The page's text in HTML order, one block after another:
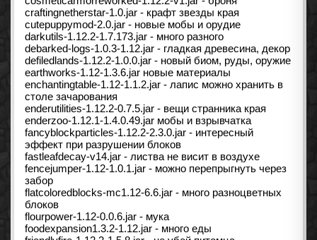
craftingnetherstar-1.0.jar - крафт звезды края
cutepuppymod-2.0.jar - новые мобы и орудие
darkutils-1.12.2-1.7.173.jar - много разного
debarked-logs-1.0.3-1.12.jar - гладкая древесина, декор
defiledlands-1.12.2-1.0.0.jar - новый биом, руды, оружие
earthworks-1.12-1.3.6.jar новые материалы
enchantingtable-1.12-1.1.2.jar - лапис можно хранить в
столе зачарования
enderutilities-1.12.2-0.7.5.jar - вещи странника края
enderzoo-1.12.1-1.4.0.49.jar мобы и взрывчатка
fancyblockparticles-1.12.2-2.3.0.jar - интересный
эффект при разрушении блоков
fastleafdecay-v14.jar - листва не висит в воздухе
fencejumper-1.12-1.0.1.jar - можно перепрыгнуть через
забор
flatcoloredblocks-mc1.12-6.6.jar - много разноцветных
блоков
flourpower-1.12-0.0.6.jar - мука
foodexpansion1.3.2-1.12.jar - много еды